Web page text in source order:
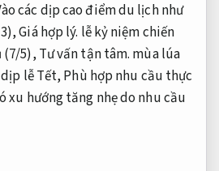
các dịp cao điểm du lịch như
3),Giá hợp lý. lễ kỷ niệm chiến
(7/5), Tư vấn tận tâm. mùa lúa
lễ Tết, Phù hợp nhu cầu thực
xu hướng tăng nhẹ do nhu cầu